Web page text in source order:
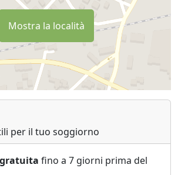
Mostra la località
per il tuo soggiorno
fino a 7 giorni prima del